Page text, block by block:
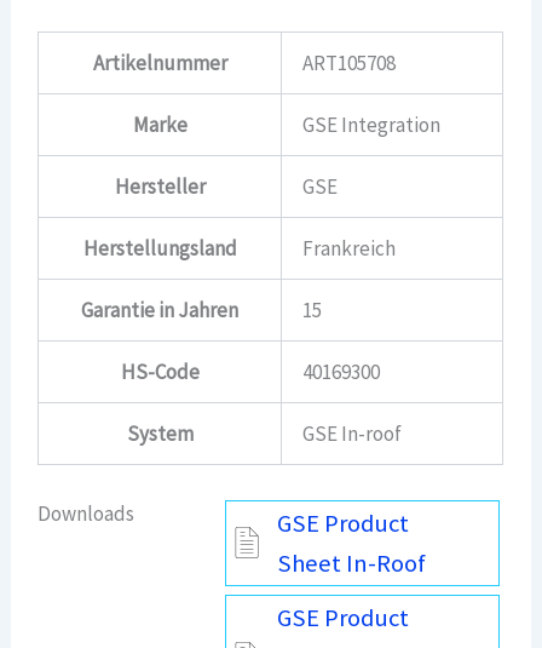
Artikelnummer ART105708
Marke GSE Integration
Hersteller GSE
Herstellungsland Frankreich
Garantie in Jahren 15
HS-Code 40169300
System GSE In-roof
Downloads
GSE Product
Sheet In-Roof
GSE Product